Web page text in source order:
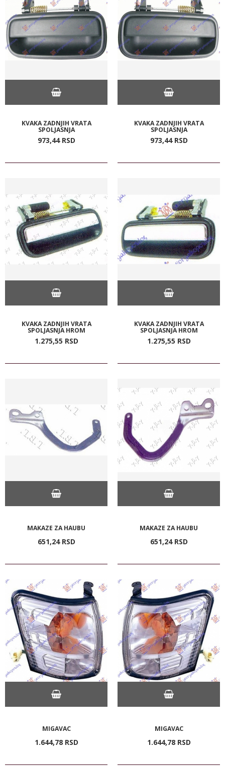
KVAKA ZADNJIH VRATA
SPOLJASNJA
973,44 RSD
KVAKA ZADNJIH VRATA
SPOLJASNJA
973,44 RSD
KVAKA ZADNJIH VRATA
SPOLJASNJA HROM
1.275,55 RSD
KVAKA ZADNJIH VRATA
SPOLJASNJA HROM
1.275,55 RSD
MAKAZE ZA HAUBU
651,24 RSD
MAKAZE ZA HAUBU
651,24 RSD
MIGAVAC
1.644,78 RSD
MIGAVAC
1.644,78 RSD